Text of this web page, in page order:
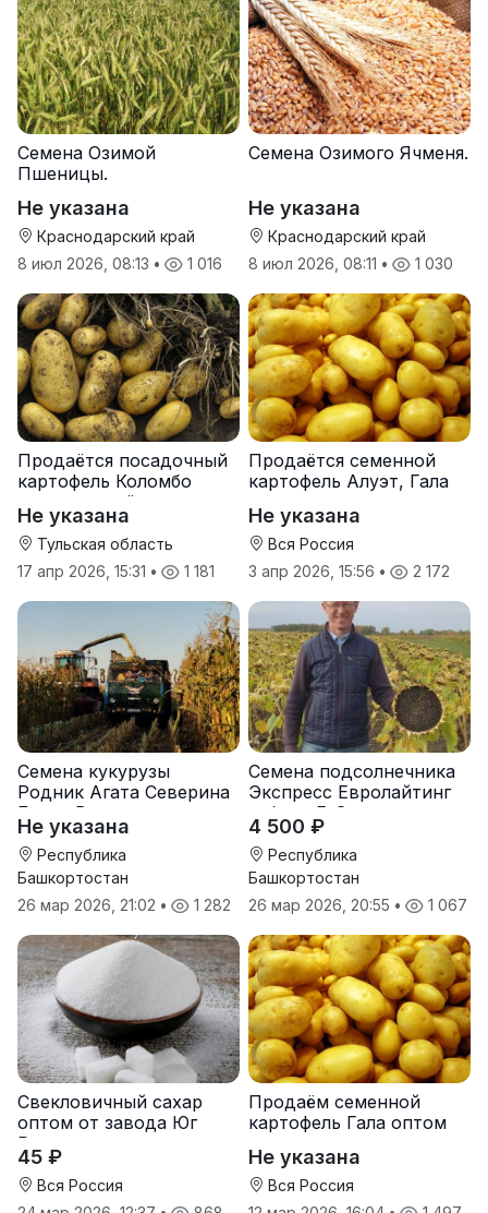
Семена Озимой
Пшеницы.
Не указана
Краснодарский край
8 июл 2026, 08:13 • 1 016
Семена Озимого Ячменя.
Не указана
Краснодарский край
8 июл 2026, 08:11 • 1 030
Продаётся посадочный
картофель Коломбо
оптом от трёх тонн
Не указана
Тульская область
17 апр 2026, 15:31 • 1 181
Продаётся семенной
картофель Алуэт, Гала
Не указана
Вся Россия
3 апр 2026, 15:56 • 2 172
Семена кукурузы
Родник Агата Северина
Берта Вилора
Прохладненский Дарина
Росс Машук Катерина
Не указана
Республика
Башкортостан
26 мар 2026, 21:02 • 1 282
Семена подсолнечника
Экспресс Евролайтинг
гибрид F-G+
4 500 ₽
Республика
Башкортостан
26 мар 2026, 20:55 • 1 067
Свекловичный сахар
оптом от завода Юг
Руси
45 ₽
Вся Россия
Продаём семенной
картофель Гала оптом
Не указана
Вся Россия